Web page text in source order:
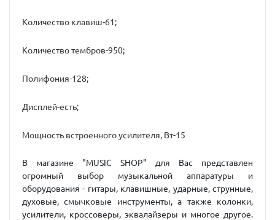
Количество клавиш-61;
Количество тембров-950;
Полифония-128;
Дисплей-есть;
Мощность встроенного усилителя, Вт-15
В магазине "MUSIC SHOP" для Вас представлен
огромный выбор музыкальной аппаратуры и
оборудования - гитары, клавишные, ударные, струнные,
духовые, смычковые инструменты, а также колонки,
усилители, кроссоверы, эквалайзеры и многое другое.